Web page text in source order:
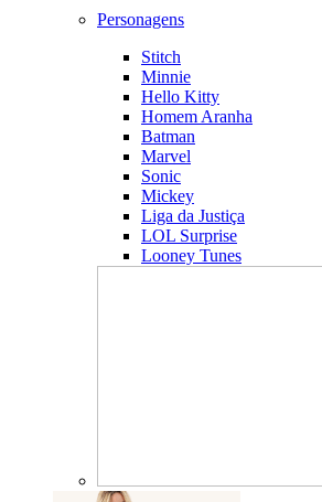
Personagens
Stitch
Minnie
Hello Kitty
Homem Aranha
Batman
Marvel
Sonic
Mickey
Liga da Justiça
LOL Surprise
Looney Tunes